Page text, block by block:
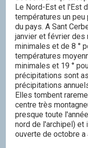
Le Nord-Est et l'Est
températures un
du pays. A Sant
janvier et février des
minimales et de 8 °
températures
minimales et 19 °
précipitations sont
précipitations
Elles tombent
centre très
presque toute
nord de l'archipel)
ouverte de octobre a